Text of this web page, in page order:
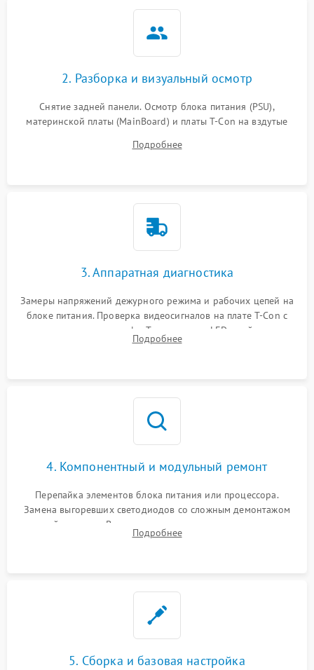
2. Разборка и визуальный осмотр
Снятие задней панели. Осмотр блока питания (PSU),
материнской платы (MainBoard) и платы T-Con на вздутые
Проверка надежности фиксации и целостности шлейфов.
Подробнее
3. Аппаратная диагностика
Замеры напряжений дежурного режима и рабочих цепей на
блоке питания. Проверка видеосигналов на плате T-Con с
помощью осциллографа. Тестирование LED-драйвера и
светодиодных планок подсветки мультиметром.
Подробнее
4. Компонентный и модульный ремонт
Перепайка элементов блока питания или процессора.
Замена выгоревших светодиодов со сложным демонтажом
хрупкой матрицы. Восстановление поврежденных дорожек,
прошивка микросхем памяти EEPROM
Подробнее
5. Сборка и базовая настройка